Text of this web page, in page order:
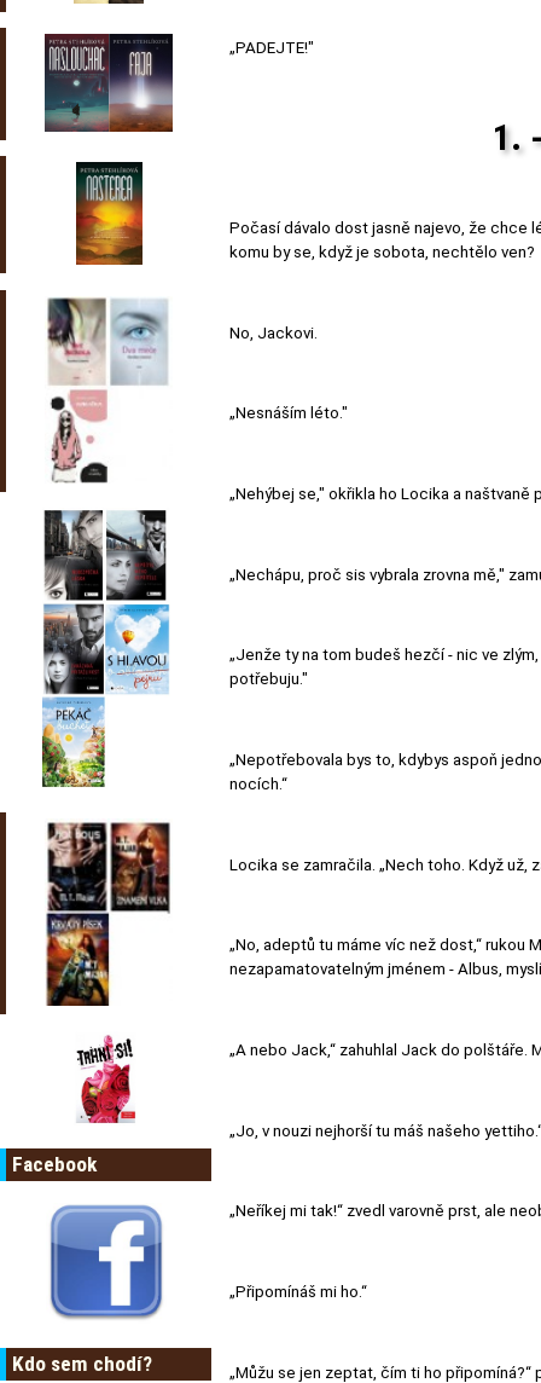
Facebook
Kdo sem chodí?
„PADEJTE!"
1.
Počasí dávalo dost jasně najevo, že chce
komu by se, když je sobota, nechtělo ven?
No, Jackovi.
„Nesnáším léto."
„Nehýbej se," okřikla ho Locika a
„Nechápu, proč sis vybrala zrovna mě,"
„Jenže ty na tom budeš hezčí - nic ve
potřebuju."
„Nepotřebovala bys to, kdybys aspoň
nocích.“
Locika se zamračila. „Nech toho. Když už,
„No, adeptů tu máme víc než dost,“ rukou
nezapamatovatelným jménem - Albus,
„A nebo Jack,“ zahuhlal Jack do polštáře.
„Jo, v nouzi nejhorší tu máš našeho
„Neříkej mi tak!“ zvedl varovně prst, ale
„Připomínáš mi ho.“
„Můžu se jen zeptat, čím ti ho